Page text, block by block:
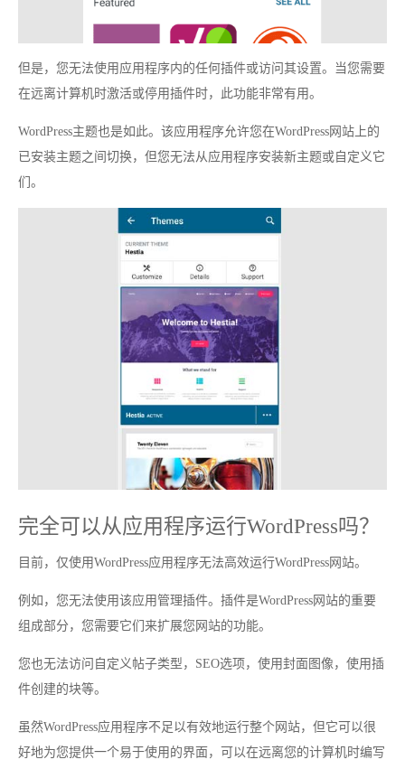
但是，您无法使用应用程序内的任何插件或访问其设置。当您需要
在远离计算机时激活或停用插件时，此功能非常有用。
WordPress主题也是如此。该应用程序允许您在WordPress网站上的
已安装主题之间切换，但您无法从应用程序安装新主题或自定义它
们。
完全可以从应用程序运行WordPress吗？
目前，仅使用WordPress应用程序无法高效运行WordPress网站。
例如，您无法使用该应用管理插件。插件是WordPress网站的重要
组成部分，您需要它们来扩展您网站的功能。
您也无法访问自定义帖子类型，SEO选项，使用封面图像，使用插
件创建的块等。
虽然WordPress应用程序不足以有效地运行整个网站，但它可以很
好地为您提供一个易于使用的界面，可以在远离您的计算机时编写